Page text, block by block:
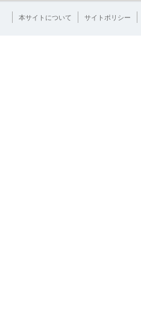
本サイトについて サイトポリシー